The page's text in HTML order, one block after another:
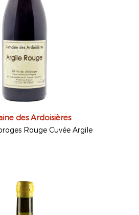
des Ardoisières
Rouge Cuvée Argile